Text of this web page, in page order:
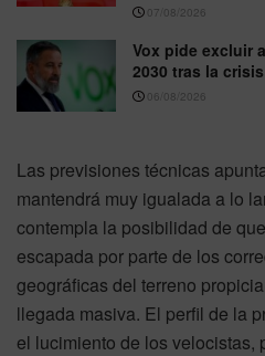
07/08/2026
Vox pide excluir
2030 tras la
06/08/2026
Las previsiones técnicas
mantendrá muy igualada a lo
contempla la posibilidad de
escapada por parte de los
geográficas del terreno
llegada masiva. El perfil de la
el lucimiento de los velocistas,